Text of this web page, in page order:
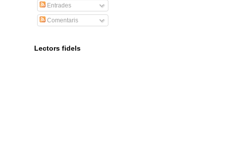
Entrades
Comentaris
Lectors fidels